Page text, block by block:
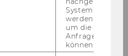
System
werden.
um die Antwort
Anfrage
können.